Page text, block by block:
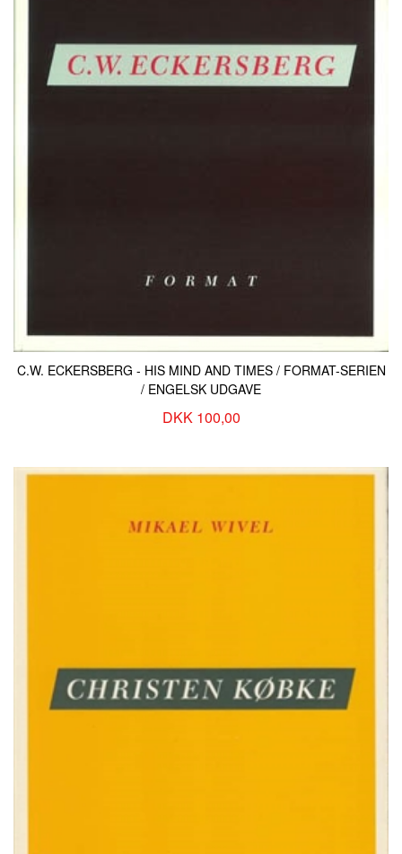
C.W. ECKERSBERG - HIS MIND AND TIMES / FORMAT-SERIEN
/ ENGELSK UDGAVE
DKK 100,00